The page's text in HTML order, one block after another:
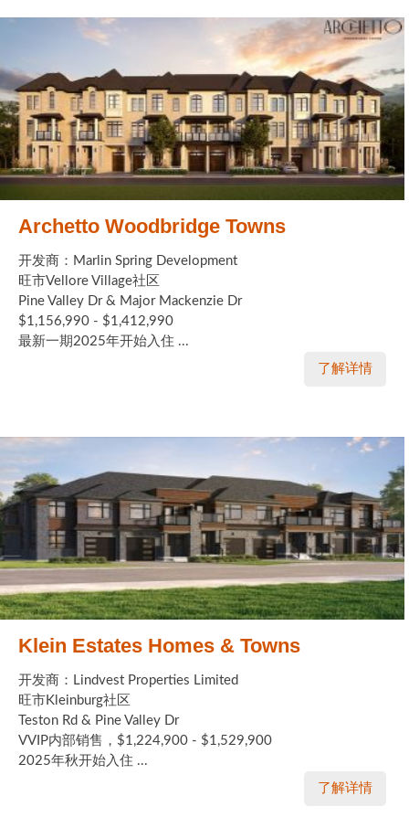
Archetto Woodbridge Towns
开发商：Marlin Spring Development
旺市Vellore Village社区
Pine Valley Dr & Major Mackenzie Dr
$1,156,990 - $1,412,990
最新一期2025年开始入住 ...
了解详情
Klein Estates Homes & Towns
开发商：Lindvest Properties Limited
旺市Kleinburg社区
Teston Rd & Pine Valley Dr
VVIP内部销售，$1,224,900 - $1,529,900
2025年秋开始入住 ...
了解详情